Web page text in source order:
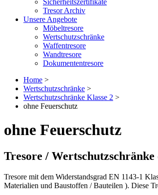
Sicherheitszertifikate
Tresor Archiv
Unsere Angebote
Möbeltresore
Wertschutzschränke
Waffentresore
Wandtresore
Dokumententresore
Home >
Wertschutzschränke >
Wertschutzschränke Klasse 2 >
ohne Feuerschutz
ohne Feuerschutz
Tresore /
Tresore mit dem Widerstandsgrad EN 1143-1
Materialien und Baustoffen / Bauteilen ). Diese